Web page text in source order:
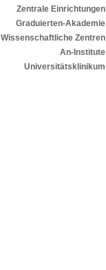
Zentrale Einrichtungen
Graduierten-Akademie
Wissenschaftliche Zentren
An-Institute
Universitätsklinikum